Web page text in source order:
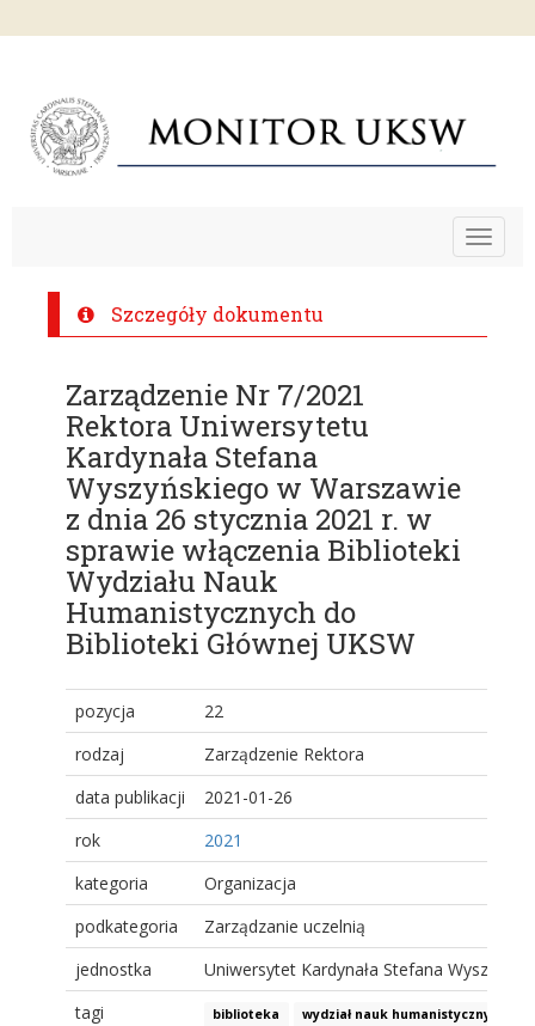
Toggle
Szczegóły dokumentu
Zarządzenie Nr 7/2021
Rektora Uniwersytetu
Kardynała Stefana
Wyszyńskiego w Warszawie
z dnia 26 stycznia 2021 r. w
sprawie włączenia Biblioteki
Wydziału Nauk
Humanistycznych do
Biblioteki Głównej UKSW
pozycja
22
rodzaj
Zarządzenie Rektora
data publikacji
2021-01-26
rok
2021
kategoria
Organizacja
podkategoria
Zarządzanie uczelnią
jednostka
Uniwersytet Kardynała Stefana
tagi
biblioteka wydział nauk humanistycznych